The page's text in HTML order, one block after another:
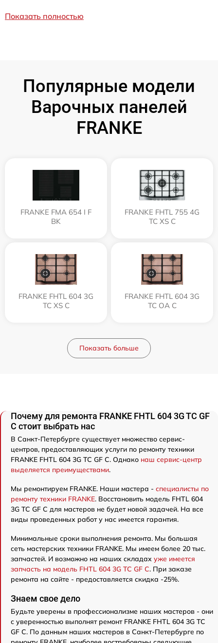
Показать полностью
Популярные модели
Варочных панелей
FRANKE
FRANKE FMA 654 I F
BK
FRANKE FHTL 755 4G
TC XS C
FRANKE FHTL 604 3G
TC XS C
FRANKE FHTL 604 3G
TC OA C
Показать больше
Почему для ремонта FRANKE FHTL 604 3G TC GF
C стоит выбрать нас
В Санкт-Петербурге существует множество сервис-
центров, предоставляющих услуги по ремонту техники
FRANKE FHTL 604 3G TC GF C. Однако наш сервис-центр
выделяется преимуществами.
Мы ремонтируем FRANKE. Наши мастера - специалисты по
ремонту техники FRANKE. Восстановить модель FHTL 604
3G TC GF C для мастеров не будет новой задачей. На все
виды проведенных работ у нас имеется гарантия.
Минимальные сроки выполнения ремонта. Мы большая
сеть мастерских техники FRANKE. Мы имеем более 20 тыс.
запчастей. И возможно на наших складах уже имеется
запчасть на модель FHTL 604 3G TC GF C. При заказе
ремонта на сайте - предоставляется скидка -25%.
Знаем свое дело
Будьте уверены в профессионализме наших мастеров - они
с уверенностью выполнят ремонт FRANKE FHTL 604 3G TC
GF C. По данным наших мастеров в Санкт-Петербурге по